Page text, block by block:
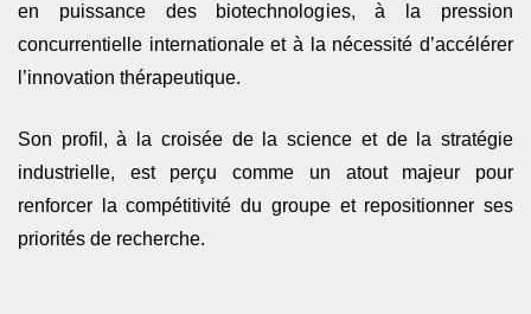
en puissance des biotechnologies, à la pression
concurrentielle internationale et à la nécessité d’accélérer
l’innovation thérapeutique.
Son profil, à la croisée de la science et de la stratégie
industrielle, est perçu comme un atout majeur pour
renforcer la compétitivité du groupe et repositionner ses
priorités de recherche.